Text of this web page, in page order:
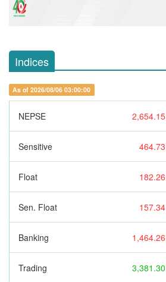
Indices
As of 2026/08/06 03:00:00
NEPSE 2,654.15
Sensitive 464.73
Float 182.26
Sen. Float 157.34
Banking 1,464.26
Trading 3,381.30